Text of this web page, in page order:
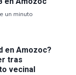
un minuto
en Amozoc?
tras
vecinal